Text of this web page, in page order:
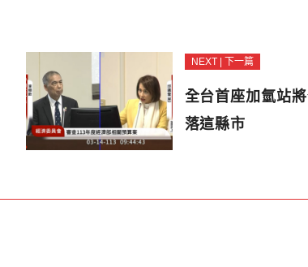
NEXT | 下一篇
全台首座加氫站
落這縣市